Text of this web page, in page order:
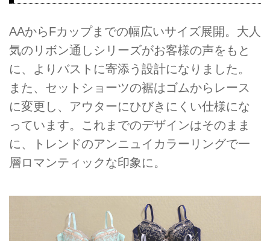
AAからFカップまでの幅広いサイズ展開。大人
気のリボン通しシリーズがお客様の声をもと
に、よりバストに寄添う設計になりました。
また、セットショーツの裾はゴムからレース
に変更し、アウターにひびきにくい仕様にな
っています。これまでのデザインはそのまま
に、トレンドのアンニュイカラーリングで一
層ロマンティックな印象に。